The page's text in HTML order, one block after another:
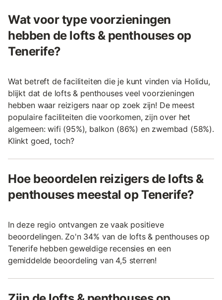
Wat voor type voorzieningen
hebben de lofts & penthouses op
Tenerife?
Wat betreft de faciliteiten die je kunt vinden via Holidu,
blijkt dat de lofts & penthouses veel voorzieningen
hebben waar reizigers naar op zoek zijn! De meest
populaire faciliteiten die voorkomen, zijn over het
algemeen: wifi (95%), balkon (86%) en zwembad (58%).
Klinkt goed, toch?
Hoe beoordelen reizigers de lofts &
penthouses meestal op Tenerife?
In deze regio ontvangen ze vaak positieve
beoordelingen. Zo'n 34% van de lofts & penthouses op
Tenerife hebben geweldige recensies en een
gemiddelde beoordeling van 4,5 sterren!